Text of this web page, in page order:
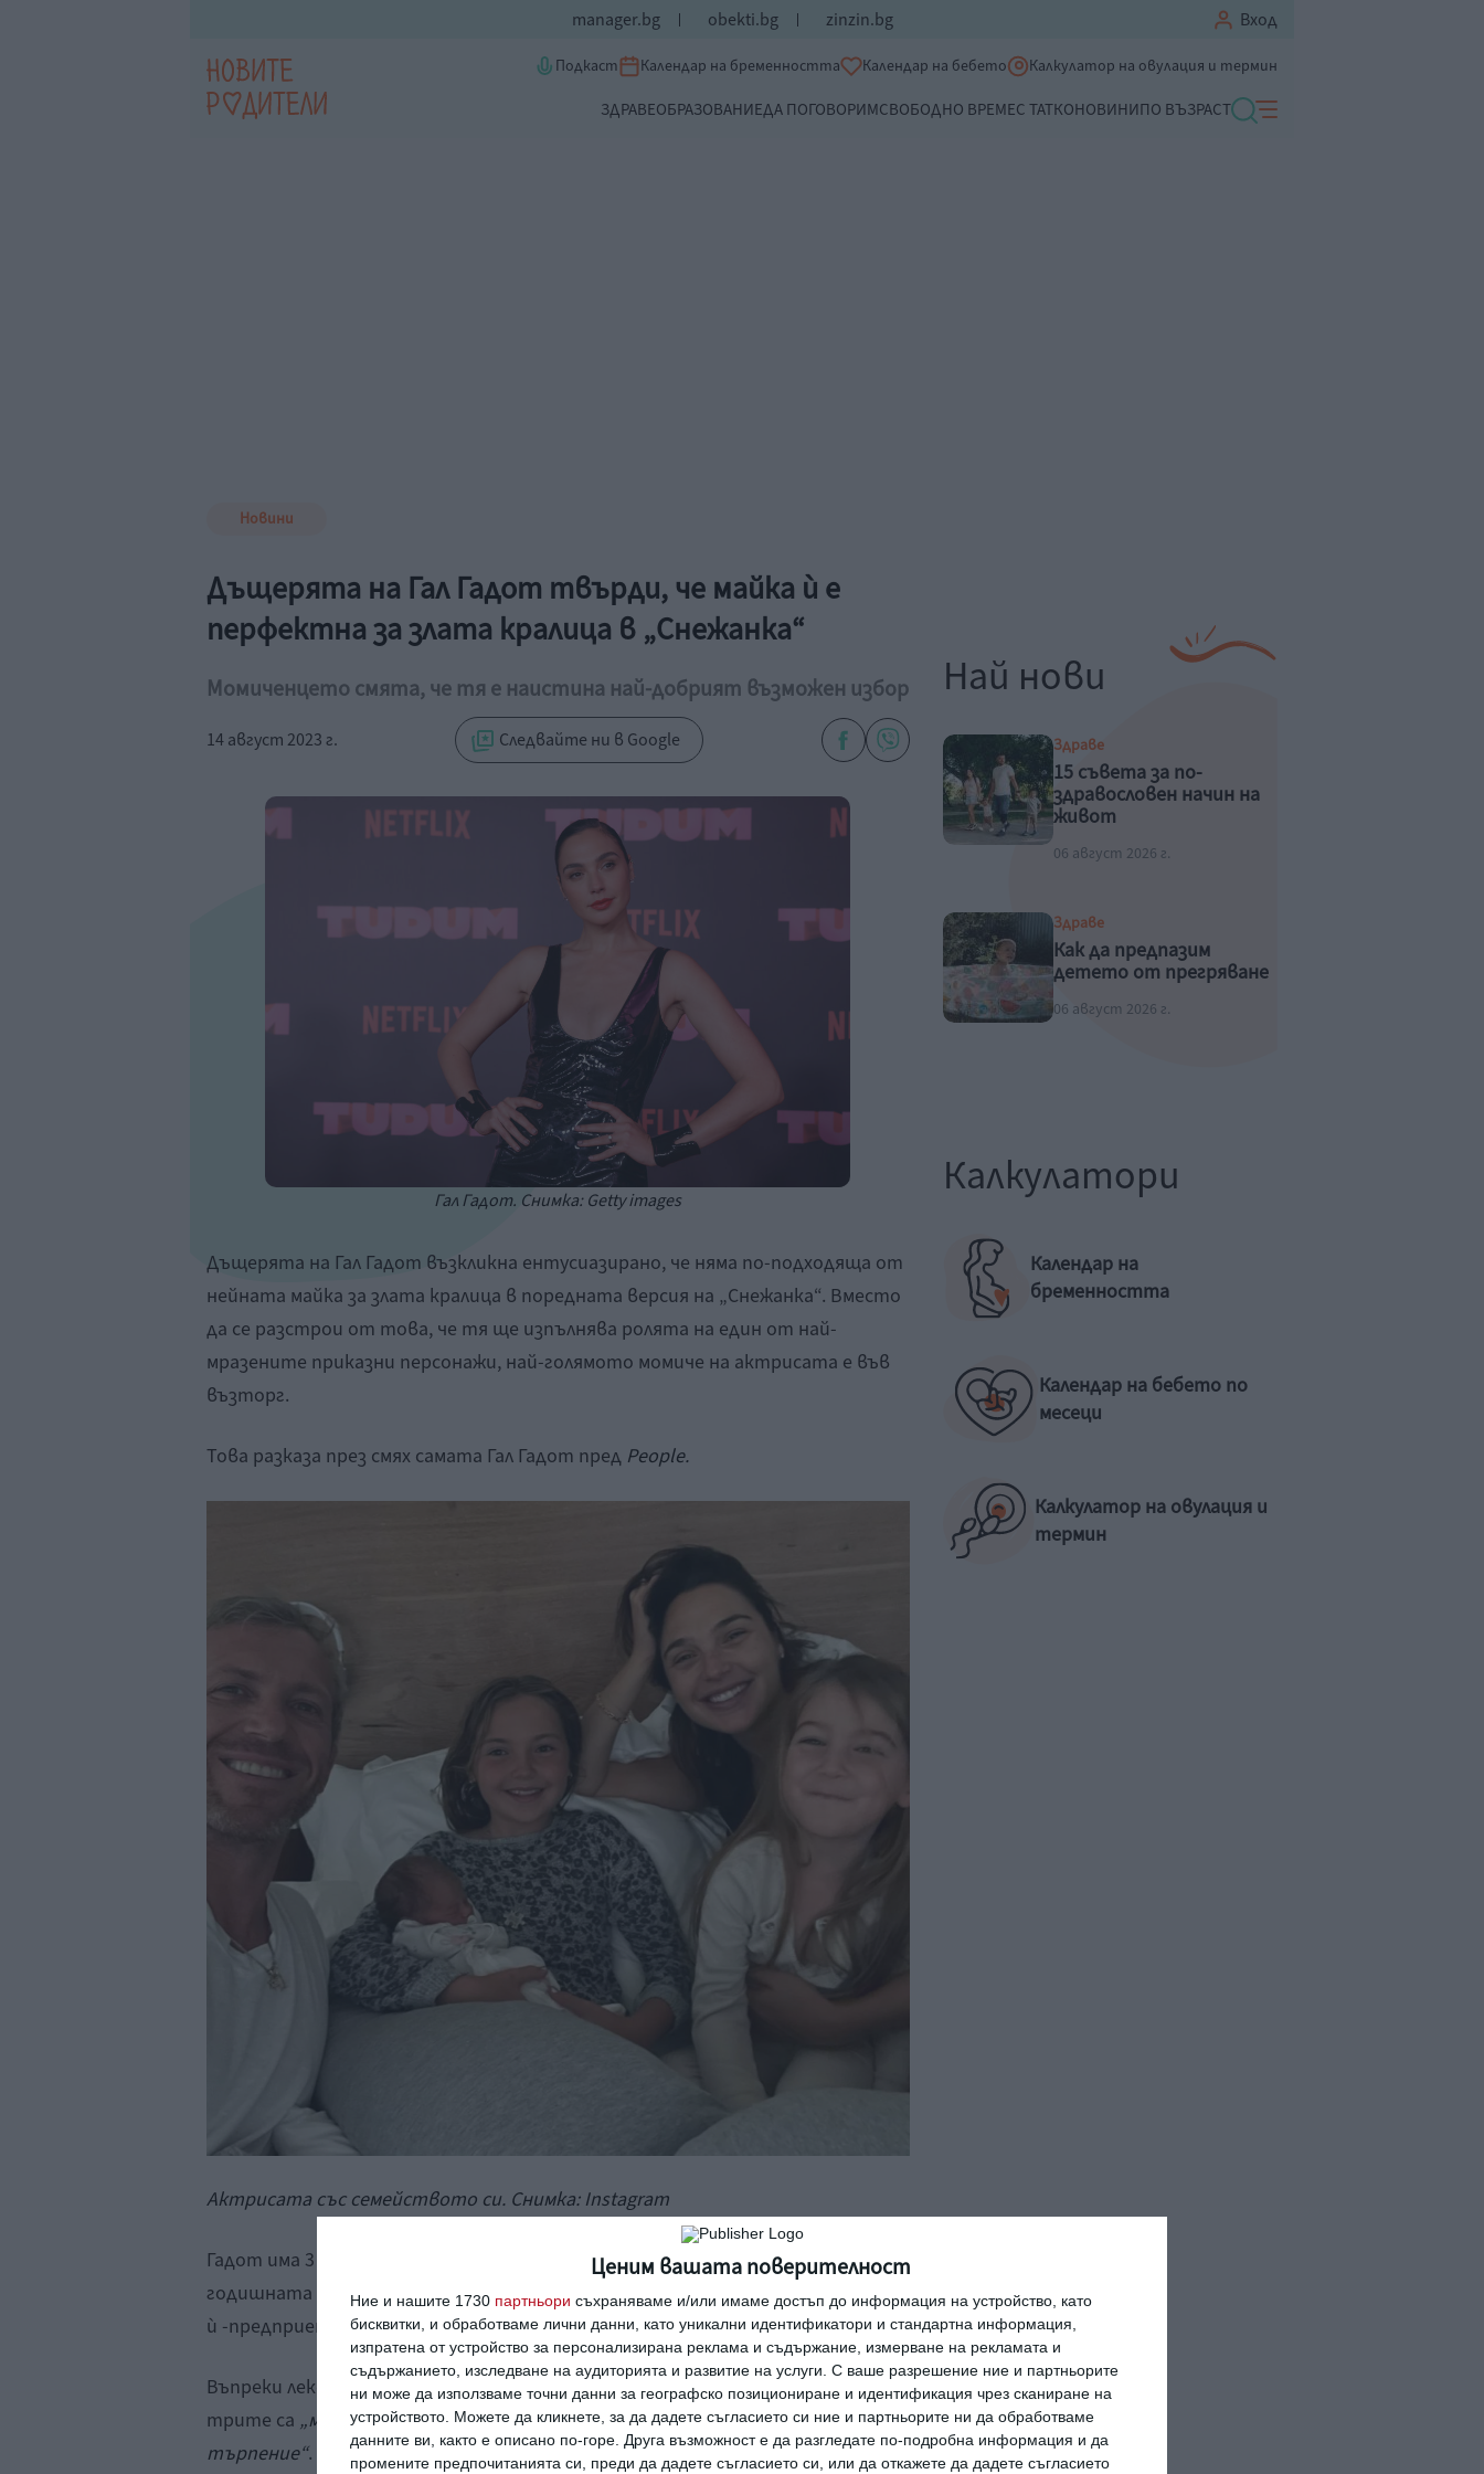
Ценим вашата поверителност
Ние и нашите 1730 партньори съхраняваме и/или имаме достъп до информация на устройство, като
бисквитки, и обработваме лични данни, като уникални идентификатори и стандартна информация,
изпратена от устройство за персонализирана реклама и съдържание, измерване на рекламата и
съдържанието, изследване на аудиторията и развитие на услуги. С ваше разрешение ние и партньорите
ни може да използваме точни данни за географско позициониране и идентификация чрез сканиране на
устройството. Можете да кликнете, за да дадете съгласието си ние и партньорите ни да обработваме
данните ви, както е описано по-горе. Друга възможност е да разгледате по-подробна информация и да
промените предпочитанията си, преди да дадете съгласието си, или да откажете да дадете съгласието
manager.bg obekti.bg zinzin.bg Вход
Подкаст Календар на бременността Календар на бебето Калкулатор на овулация и термин
ЗДРАВЕОБРАЗОВАНИЕДА ПОГОВОРИМСВОБОДНО ВРЕМЕС ТАТКОНОВИНИПО ВЪЗРАСТ
Новини
Дъщерята на Гал Гадот твърди, че майка ѝ е
перфектна за злата кралица в „Снежанка“
Момиченцето смята, че тя е наистина най-добрият възможен избор
14 август 2023 г. Следвайте ни в Google
Гал Гадот. Снимка: Getty images
Дъщерята на Гал Гадот възкликна ентусиазирано, че няма по-подходяща от
нейната майка за злата кралица в поредната версия на „Снежанка“. Вместо
да се разстрои от това, че тя ще изпълнява ролята на един от най-
мразените приказни персонажи, най-голямото момиче на актрисата е във
възторг.
Това разказа през смях самата Гал Гадот пред People.
Актрисата със семейството си. Снимка: Instagram
Гадот има 3 момичета. Най-голяма е 11-годишната Алма, следва 6-
годишната Мая и най-малка е 2-годишната Даниела. И трите са от съпруга
ѝ -предприемачът Джарон Варсано.
Въпреки леко конфузното изказване на Алма, актрисата твърди, че и
трите са „много развълнувани“да я видят във филма и вече„нямат
търпение“.
Най нови
Здраве
15 съвета за по-
здравословен начин на
живот
06 август 2026 г.
Здраве
Как да предпазим
детето от прегряване
06 август 2026 г.
Калкулатори
Календар на
бременността
Календар на бебето по
месеци
Калкулатор на овулация и
термин